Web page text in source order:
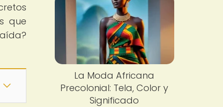
que
La Moda Africana
Precolonial: Tela, Color y
Significado